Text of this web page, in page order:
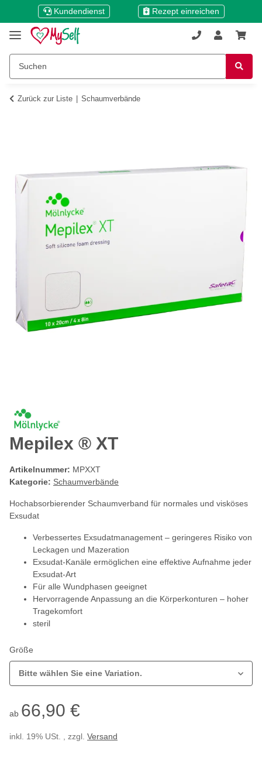
Kundendienst Rezept einreichen
Zurück zur Liste Schaumverbände
Mepilex ® XT
Artikelnummer: MPXXT
Kategorie: Schaumverbände
Hochabsorbierender Schaumverband für normales und visköses
Exsudat
Verbessertes Exsudatmanagement – geringeres Risiko von
Leckagen und Mazeration
Exsudat-Kanäle ermöglichen eine effektive Aufnahme jeder
Exsudat-Art
Für alle Wundphasen geeignet
Hervorragende Anpassung an die Körperkonturen – hoher
Tragekomfort
steril
Größe
Bitte wählen Sie eine Variation.
ab 66,90 €
inkl. 19% USt. , zzgl. Versand